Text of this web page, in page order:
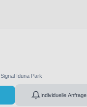
Signal Iduna Park
Individuelle Anfrage